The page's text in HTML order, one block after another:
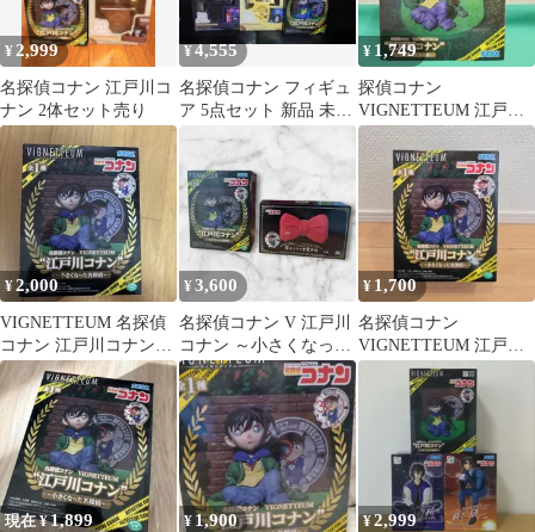
¥ 2,999
名探偵コナン 江戸川コ
ナン 2体セット売り
¥4,555
名探偵コナン フィギュ
ア 5点セット 新品 未開
¥ 1,749
探偵コナン
VIGNETTEUM 江戸川
コナン 小さくなった
名探偵
¥2,000
VIGNETTEUM 名探偵
コナン 江戸川コナン小
さくなった名探偵
¥3,600
名探偵コナン V 江戸川
コナン ～小さくなった
名探偵～&蝶ネクタイ
型変声機
¥ 1,700
名探偵コナン
VIGNETTEUM 江戸川
コナンフィギュア
現在 ¥1,899 ¥ 1,900 ¥2,999